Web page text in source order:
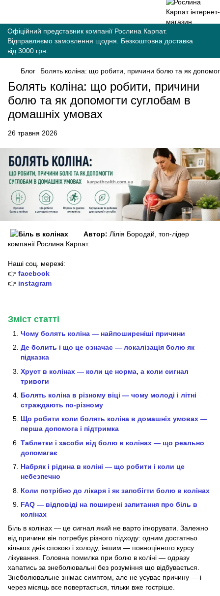
Офіційний представник компанії Рослина Карпат.
Відправляємо замовлення щодня. Безкоштовна доставка
від 3000 грн.
Блог Болять коліна: що робити, причини болю та як
Болять коліна: що робити, причини
болю та як допомогти суглобам в
домашніх умовах
26 травня 2026
Автор: Лілія Бородай, топ-лідер
компанії Рослина Карпат.
Наші соц. мережі:
👉 facebook
👉 instagram
Зміст статті
Чому болять коліна — найпоширеніші причини
Де болить і що це означає — локалізація болю як
підказка
Хруст в колінах — коли це норма, а коли сигнал
тривоги
Болять коліна в різному віці — чому молоді і літні
страждають по-різному
Що робити коли болять коліна в домашніх умовах —
перша допомога і підтримка
Таблетки і засоби від болю в колінах — що реально
допомагає
Набряк і рідина в коліні — що робити і коли це
небезпечно
Коли потрібно до лікаря і як запобігти болю в колінах
FAQ — відповіді на поширені запитання про біль в
колінах
Біль в колінах — це сигнал який не варто ігнорувати. Залежно
від причини він потребує різного підходу: одним достатньо
кількох днів спокою і холоду, іншим — повноцінного курсу
лікування. Головна помилка при болю в коліні — одразу
хапатись за знеболювальні без розуміння що відбувається.
Знеболювальне знімає симптом, але не усуває причину — і
через місяць все повертається, тільки вже гостріше.